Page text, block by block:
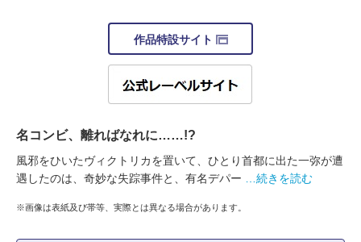
作品特設サイト
名コンビ、離ればなれに……!?
風邪をひいたヴィクトリカを置いて、ひとり首都に出た一弥が遭
遇したのは、奇妙な失踪事件と、有名デパー
…続きを読む
※画像は表紙及び帯等、実際とは異なる場合があります。